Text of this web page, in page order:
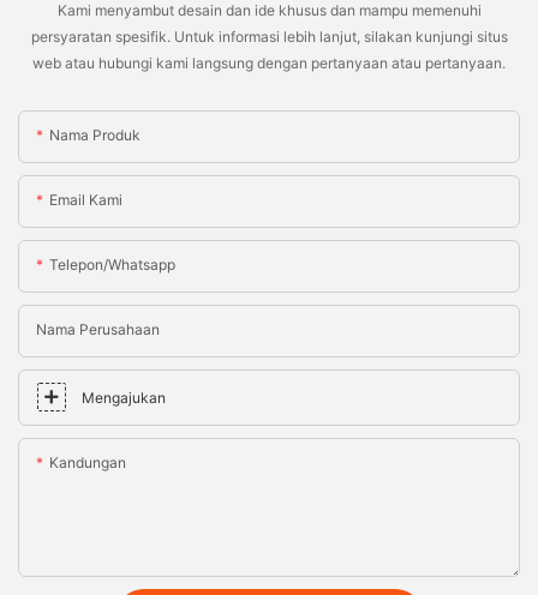
Kami menyambut desain dan ide khusus dan mampu memenuhi
persyaratan spesifik. Untuk informasi lebih lanjut, silakan kunjungi situs
web atau hubungi kami langsung dengan pertanyaan atau pertanyaan.
Nama Produk
Email Kami
Telepon/whatsapp
Nama Perusahaan
Mengajukan
Kandungan